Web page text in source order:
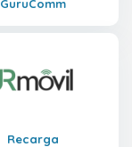
GuruComm
Recarga